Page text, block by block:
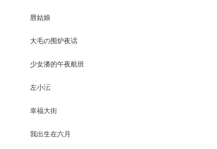
唇姑娘
大毛の围炉夜话
少女潘的午夜航班
左小沄
幸福大街
我出生在六月